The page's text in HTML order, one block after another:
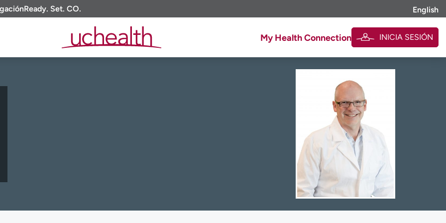
Ready. Set. CO. English
My Health Connection INICIA SESIÓN